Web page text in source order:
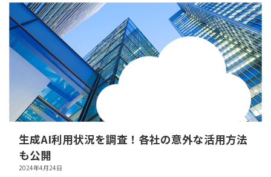
生成AI利用状況を調査！各社の意外な活用方法
も公開
2024年4月24日